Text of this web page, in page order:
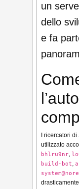
un
dello
e fa
I ricercatori
utilizzato
bhlru9nr,
build-bot,